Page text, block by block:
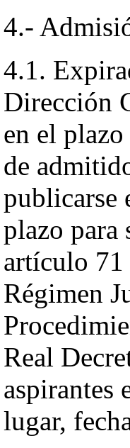
4.-
4.1.
Dirección
en el
de
publicarse
plazo para
artículo 71
Régimen
Real
aspirantes
lugar,